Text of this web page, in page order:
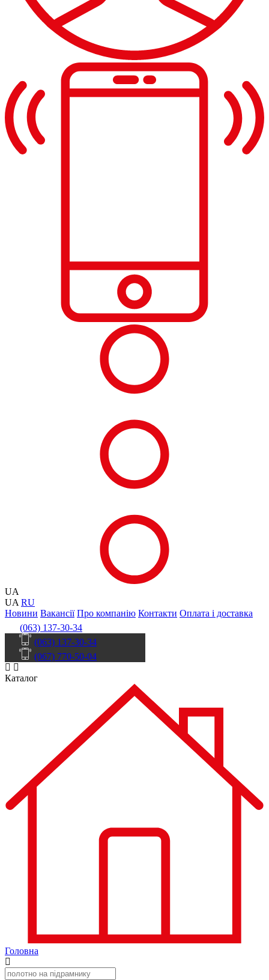
UA
UA RU
Новини Вакансії Про компанію Контакти Оплата і доставка
(063) 137-30-34
(063) 137-30-34
(067) 770-50-04
Каталог
Головна